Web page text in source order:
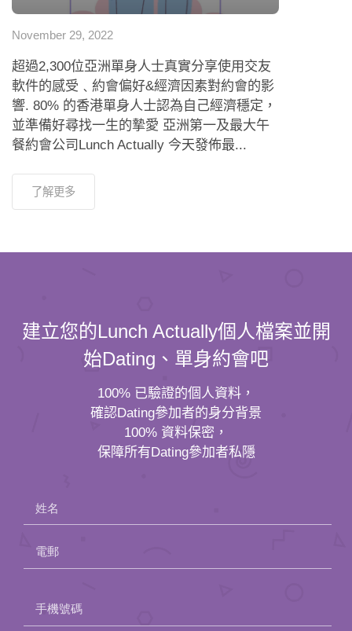
November 29, 2022
超過2,300位亞洲單身人士真實分享使用交友
軟件的感受﹑約會偏好&經濟因素對約會的影
響. 80% 的香港單身人士認為自己經濟穩定，
並準備好尋找一生的摯愛 亞洲第一及最大午
餐約會公司Lunch Actually 今天發佈最...
了解更多
建立您的Lunch Actually個人檔案並開
始Dating、單身約會吧
100% 已驗證的個人資料，
確認Dating參加者的身分背景
100% 資料保密，
保障所有Dating參加者私隱
姓名
電郵
leave
手機號碼